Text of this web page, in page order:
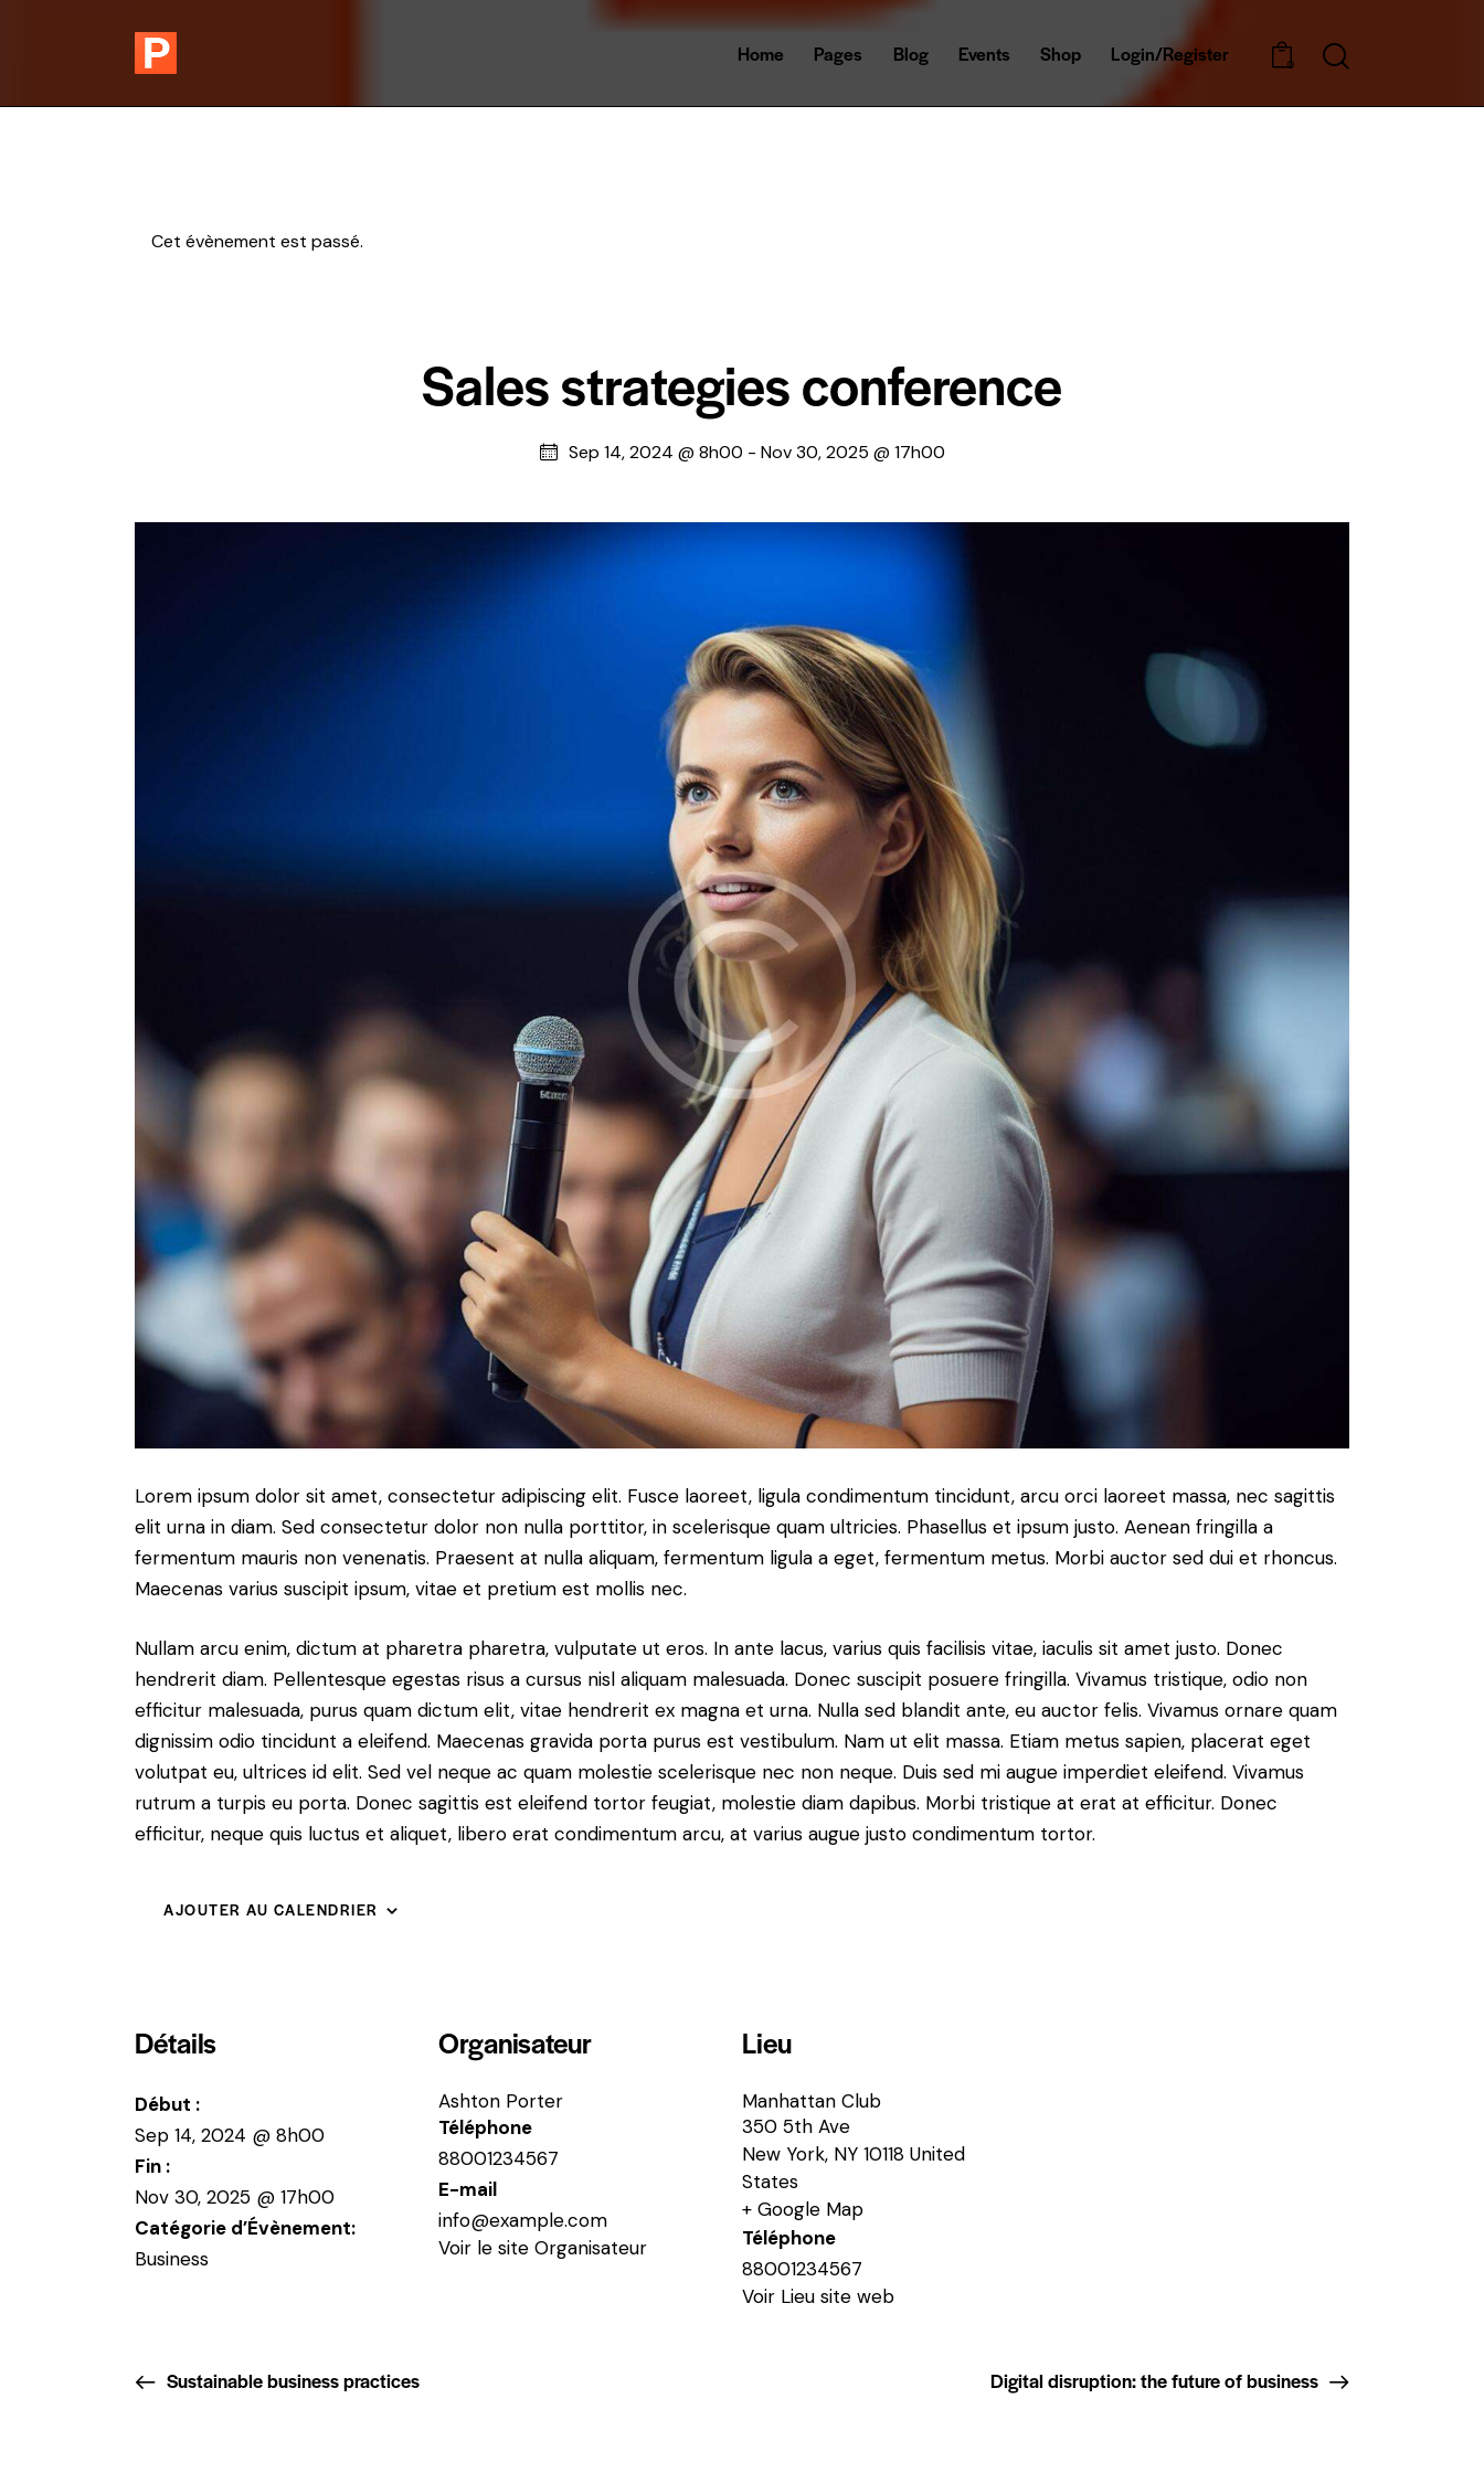
Home Pages Blog Events Shop Login/Register 0
Cet évènement est passé.
Sales strategies conference
Sep 14, 2024 @ 8h00 - Nov 30, 2025 @ 17h00
Lorem ipsum dolor sit amet, consectetur adipiscing elit. Fusce laoreet, ligula condimentum tincidunt, arcu orci laoreet massa, nec sagittis
elit urna in diam. Sed consectetur dolor non nulla porttitor, in scelerisque quam ultricies. Phasellus et ipsum justo. Aenean fringilla a
fermentum mauris non venenatis. Praesent at nulla aliquam, fermentum ligula a eget, fermentum metus. Morbi auctor sed dui et rhoncus.
Maecenas varius suscipit ipsum, vitae et pretium est mollis nec.
Nullam arcu enim, dictum at pharetra pharetra, vulputate ut eros. In ante lacus, varius quis facilisis vitae, iaculis sit amet justo. Donec
hendrerit diam. Pellentesque egestas risus a cursus nisl aliquam malesuada. Donec suscipit posuere fringilla. Vivamus tristique, odio non
efficitur malesuada, purus quam dictum elit, vitae hendrerit ex magna et urna. Nulla sed blandit ante, eu auctor felis. Vivamus ornare quam
dignissim odio tincidunt a eleifend. Maecenas gravida porta purus est vestibulum. Nam ut elit massa. Etiam metus sapien, placerat eget
volutpat eu, ultrices id elit. Sed vel neque ac quam molestie scelerisque nec non neque. Duis sed mi augue imperdiet eleifend. Vivamus
rutrum a turpis eu porta. Donec sagittis est eleifend tortor feugiat, molestie diam dapibus. Morbi tristique at erat at efficitur. Donec
efficitur, neque quis luctus et aliquet, libero erat condimentum arcu, at varius augue justo condimentum tortor.
AJOUTER AU CALENDRIER
Détails
Début :
Sep 14, 2024 @ 8h00
Fin :
Nov 30, 2025 @ 17h00
Catégorie d’Évènement:
Business
Organisateur
Ashton Porter
Téléphone
88001234567
E-mail
info@example.com
Voir le site Organisateur
Lieu
Manhattan Club
350 5th Ave
New York, NY 10118 United
States
+ Google Map
Téléphone
88001234567
Voir Lieu site web
Sustainable business practices Digital disruption: the future of business